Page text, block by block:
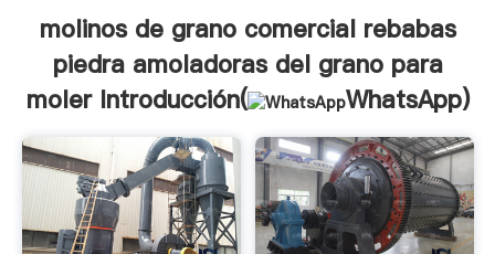
molinos de grano comercial rebabas
piedra amoladoras del grano para
moler Introducción(
WhatsApp)